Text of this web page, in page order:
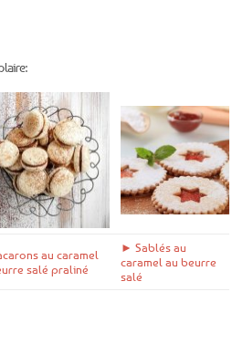
au caramel
salé praliné
► Sablés au
caramel au beurre
salé